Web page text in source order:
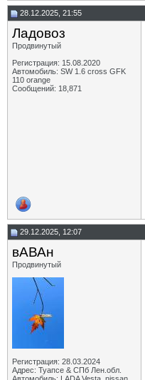
28.12.2025, 21:55
Ладовоз
Продвинутый
Регистрация: 15.08.2020
Автомобиль: SW 1.6 cross GFK
110 orange
Сообщений: 18,871
29.12.2025, 12:07
вАВАн
Продвинутый
Регистрация: 28.03.2024
Адрес: Туапсе & СПб Лен.обл.